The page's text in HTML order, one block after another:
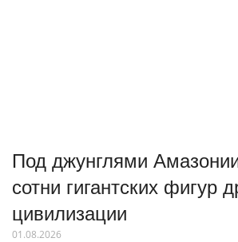
Под джунглями
сотни гигантских фигур
цивилизации
01.08.2026